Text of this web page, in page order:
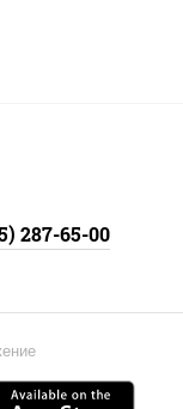
287-65-00